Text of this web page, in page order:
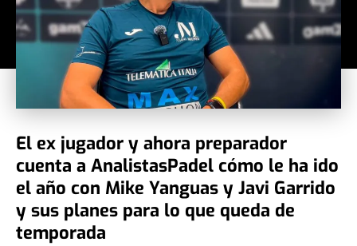
El ex jugador y ahora preparador
cuenta a AnalistasPadel cómo le ha ido
el año con Mike Yanguas y Javi Garrido
y sus planes para lo que queda de
temporada